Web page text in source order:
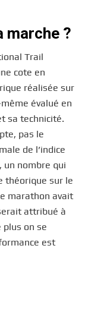
marche ?
Trail
cote en
réalisée sur
évalué en
sa technicité.
pas le
de l’indice
un nombre qui
théorique sur le
marathon avait
attribué à
plus on se
est